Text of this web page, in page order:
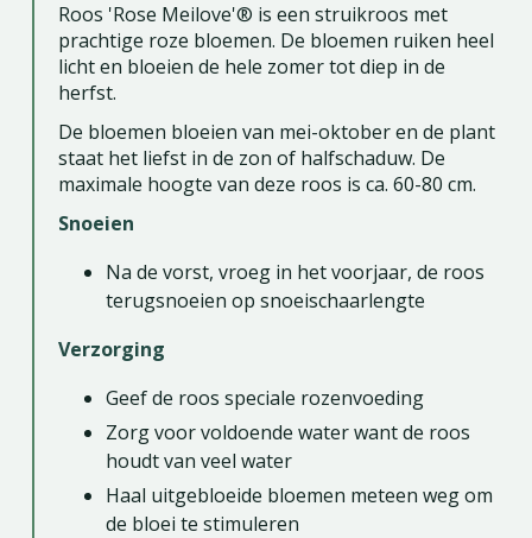
Roos 'Rose Meilove'® is een struikroos met
prachtige roze bloemen. De bloemen ruiken heel
licht en bloeien de hele zomer tot diep in de
herfst.
De bloemen bloeien van mei-oktober en de plant
staat het liefst in de zon of halfschaduw. De
maximale hoogte van deze roos is ca. 60-80 cm.
Snoeien
Na de vorst, vroeg in het voorjaar, de roos
terugsnoeien op snoeischaarlengte
Verzorging
Geef de roos speciale rozenvoeding
Zorg voor voldoende water want de roos
houdt van veel water
Haal uitgebloeide bloemen meteen weg om
de bloei te stimuleren